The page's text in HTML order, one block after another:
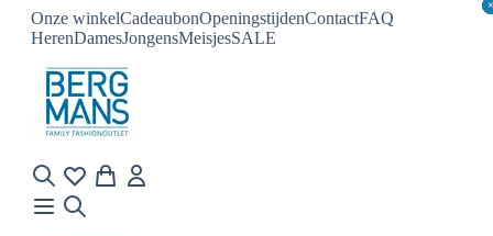
Onze winkelCadeaubonOpeningstijdenContactFAQ
HerenDamesJongensMeisjesSALE
×
×